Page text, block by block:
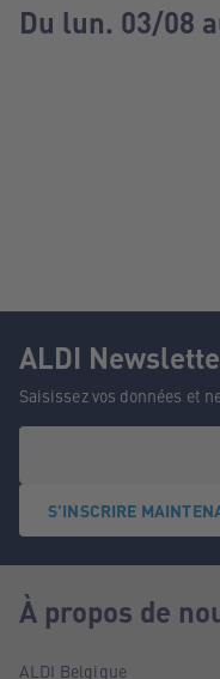
Du lun. 03/08
ALDI
Saisissez vos données et
S'INSCRIRE
À propos de
ALDI Belgique